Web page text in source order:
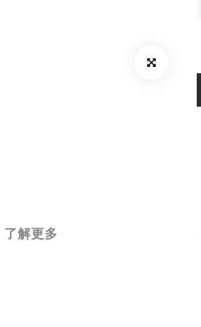
了解更多